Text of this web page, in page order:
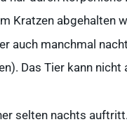
Kratzen abgehalten
auch manchmal
Das Tier kann nicht
selten nachts